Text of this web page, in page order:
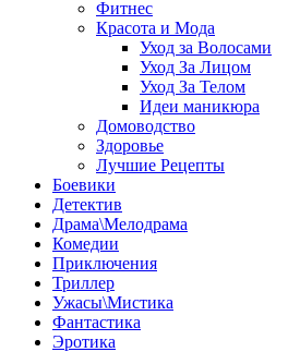
Фитнес
Красота и Мода
Уход за Волосами
Уход За Лицом
Уход За Телом
Идеи маникюра
Домоводство
Здоровье
Лучшие Рецепты
Боевики
Детектив
Драма\Мелодрама
Комедии
Приключения
Триллер
Ужасы\Мистика
Фантастика
Эротика